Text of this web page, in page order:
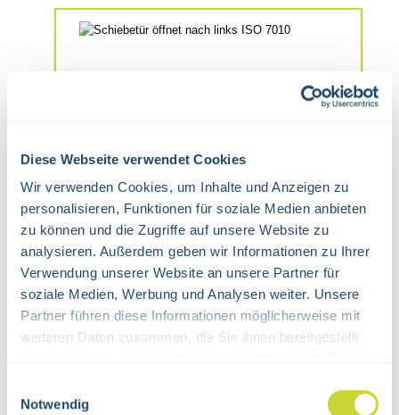
Diese Webseite verwendet Cookies
Wir verwenden Cookies, um Inhalte und Anzeigen zu
personalisieren, Funktionen für soziale Medien anbieten
zu können und die Zugriffe auf unsere Website zu
analysieren. Außerdem geben wir Informationen zu Ihrer
Verwendung unserer Website an unsere Partner für
soziale Medien, Werbung und Analysen weiter. Unsere
Partner führen diese Informationen möglicherweise mit
weiteren Daten zusammen, die Sie ihnen bereitgestellt
Notwendig
Schiebetür öffnet nach links ISO 7010
Rettungszeichen "Schiebetür öffnet nach links"
ISO 7010-E034 20,0 x 20,0 cm 1 farbig grün RAL